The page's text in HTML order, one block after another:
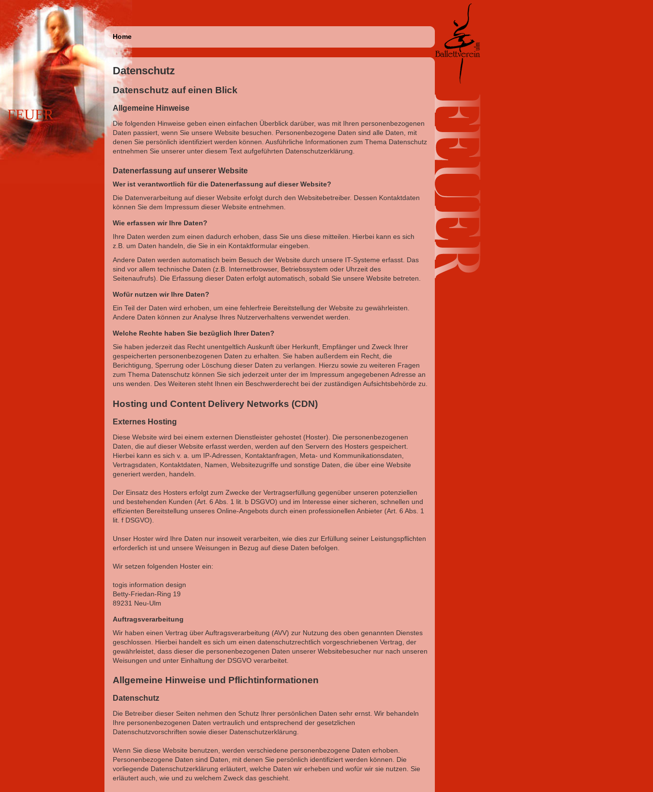
FEUER
Home
Datenschutz
Datenschutz auf einen Blick
Allgemeine Hinweise
Die folgenden Hinweise geben einen einfachen Überblick darüber, was mit Ihren personenbezogenen
Daten passiert, wenn Sie unsere Website besuchen. Personenbezogene Daten sind alle Daten, mit
denen Sie persönlich identifiziert werden können. Ausführliche Informationen zum Thema Datenschutz
entnehmen Sie unserer unter diesem Text aufgeführten Datenschutzerklärung.
Datenerfassung auf unserer Website
Wer ist verantwortlich für die Datenerfassung auf dieser Website?
Die Datenverarbeitung auf dieser Website erfolgt durch den Websitebetreiber. Dessen Kontaktdaten
können Sie dem Impressum dieser Website entnehmen.
Wie erfassen wir Ihre Daten?
Ihre Daten werden zum einen dadurch erhoben, dass Sie uns diese mitteilen. Hierbei kann es sich
z.B. um Daten handeln, die Sie in ein Kontaktformular eingeben.
Andere Daten werden automatisch beim Besuch der Website durch unsere IT-Systeme erfasst. Das
sind vor allem technische Daten (z.B. Internetbrowser, Betriebssystem oder Uhrzeit des
Seitenaufrufs). Die Erfassung dieser Daten erfolgt automatisch, sobald Sie unsere Website betreten.
Wofür nutzen wir Ihre Daten?
Ein Teil der Daten wird erhoben, um eine fehlerfreie Bereitstellung der Website zu gewährleisten.
Andere Daten können zur Analyse Ihres Nutzerverhaltens verwendet werden.
Welche Rechte haben Sie bezüglich Ihrer Daten?
Sie haben jederzeit das Recht unentgeltlich Auskunft über Herkunft, Empfänger und Zweck Ihrer
gespeicherten personenbezogenen Daten zu erhalten. Sie haben außerdem ein Recht, die
Berichtigung, Sperrung oder Löschung dieser Daten zu verlangen. Hierzu sowie zu weiteren Fragen
zum Thema Datenschutz können Sie sich jederzeit unter der im Impressum angegebenen Adresse an
uns wenden. Des Weiteren steht Ihnen ein Beschwerderecht bei der zuständigen Aufsichtsbehörde zu.
Hosting und Content Delivery Networks (CDN)
Externes Hosting
Diese Website wird bei einem externen Dienstleister gehostet (Hoster). Die personenbezogenen
Daten, die auf dieser Website erfasst werden, werden auf den Servern des Hosters gespeichert.
Hierbei kann es sich v. a. um IP-Adressen, Kontaktanfragen, Meta- und Kommunikationsdaten,
Vertragsdaten, Kontaktdaten, Namen, Websitezugriffe und sonstige Daten, die über eine Website
generiert werden, handeln.
Der Einsatz des Hosters erfolgt zum Zwecke der Vertragserfüllung gegenüber unseren potenziellen
und bestehenden Kunden (Art. 6 Abs. 1 lit. b DSGVO) und im Interesse einer sicheren, schnellen und
effizienten Bereitstellung unseres Online-Angebots durch einen professionellen Anbieter (Art. 6 Abs. 1
lit. f DSGVO).
Unser Hoster wird Ihre Daten nur insoweit verarbeiten, wie dies zur Erfüllung seiner Leistungspflichten
erforderlich ist und unsere Weisungen in Bezug auf diese Daten befolgen.
Wir setzen folgenden Hoster ein:
togis information design
Betty-Friedan-Ring 19
89231 Neu-Ulm
Auftragsverarbeitung
Wir haben einen Vertrag über Auftragsverarbeitung (AVV) zur Nutzung des oben genannten Dienstes
geschlossen. Hierbei handelt es sich um einen datenschutzrechtlich vorgeschriebenen Vertrag, der
gewährleistet, dass dieser die personenbezogenen Daten unserer Websitebesucher nur nach unseren
Weisungen und unter Einhaltung der DSGVO verarbeitet.
Allgemeine Hinweise und Pflichtinformationen
Datenschutz
Die Betreiber dieser Seiten nehmen den Schutz Ihrer persönlichen Daten sehr ernst. Wir behandeln
Ihre personenbezogenen Daten vertraulich und entsprechend der gesetzlichen
Datenschutzvorschriften sowie dieser Datenschutzerklärung.
Wenn Sie diese Website benutzen, werden verschiedene personenbezogene Daten erhoben.
Personenbezogene Daten sind Daten, mit denen Sie persönlich identifiziert werden können. Die
vorliegende Datenschutzerklärung erläutert, welche Daten wir erheben und wofür wir sie nutzen. Sie
erläutert auch, wie und zu welchem Zweck das geschieht.